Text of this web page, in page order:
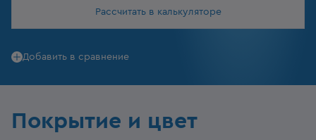
Рассчитать в калькуляторе
Добавить в сравнение
Покрытие и цвет